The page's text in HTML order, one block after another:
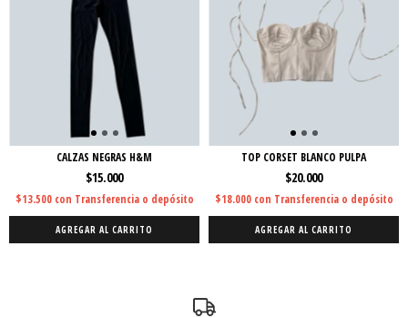
CALZAS NEGRAS H&M
$15.000
$13.500 con Transferencia o depósito
AGREGAR AL CARRITO
TOP CORSET BLANCO PULPA
$20.000
$18.000 con Transferencia o depósito
AGREGAR AL CARRITO